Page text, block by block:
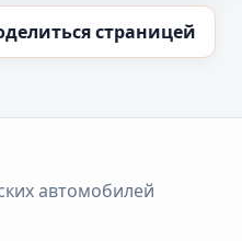
страницей
автомобилей